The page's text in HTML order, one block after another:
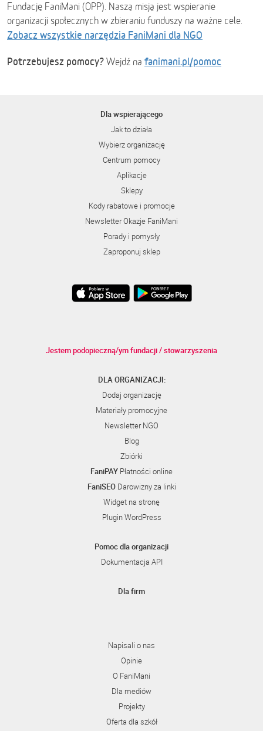
Fundację FaniMani (OPP). Naszą misją jest wspieranie
organizacji społecznych w zbieraniu funduszy na ważne cele.
Zobacz wszystkie narzędzia FaniMani dla NGO
Potrzebujesz pomocy? Wejdź na fanimani.pl/pomoc
Dla wspierającego
Jak to działa
Wybierz organizację
Centrum pomocy
Aplikacje
Sklepy
Kody rabatowe i promocje
Newsletter Okazje FaniMani
Porady i pomysły
Zaproponuj sklep
Jestem podopieczną/ym fundacji / stowarzyszenia
DLA ORGANIZACJI:
Dodaj organizację
Materiały promocyjne
Newsletter NGO
Blog
Zbiórki
FaniPAY Płatności online
FaniSEODarowizny za linki
Widget na stronę
Plugin WordPress
Pomoc dla organizacji
Dokumentacja API
Dla firm
Napisali o nas
Opinie
O FaniMani
Dla mediów
Projekty
Oferta dla szkół